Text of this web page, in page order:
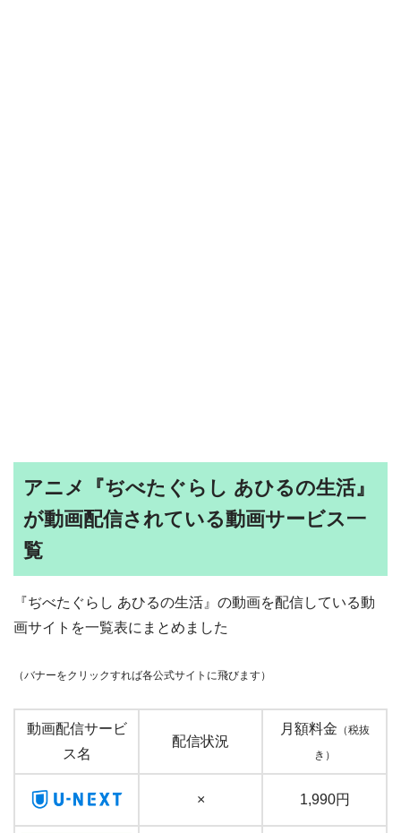
アニメ『ぢべたぐらし あひるの生活』
が動画配信されている動画サービス一
覧
『ぢべたぐらし あひるの生活』の動画を配信している動
画サイトを一覧表にまとめました
（バナーをクリックすれば各公式サイトに飛びます）
動画配信サービ
ス名
配信状況
月額料金 （税抜
き）
× 1,990円